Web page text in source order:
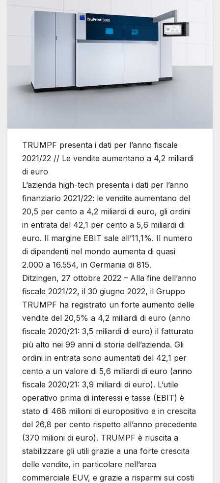
TRUMPF presenta i dati per l’anno fiscale
2021/22 // Le vendite aumentano a 4,2 miliardi
di euro
L’azienda high-tech presenta i dati per l’anno
finanziario 2021/22: le vendite aumentano del
20,5 per cento a 4,2 miliardi di euro, gli ordini
in entrata del 42,1 per cento a 5,6 miliardi di
euro. Il margine EBIT sale all’11,1%. Il numero
di dipendenti nel mondo aumenta di quasi
2.000 a 16.554, in Germania di 815.
Ditzingen, 27 ottobre 2022 – Alla fine dell’anno
fiscale 2021/22, il 30 giugno 2022, il Gruppo
TRUMPF ha registrato un forte aumento delle
vendite del 20,5% a 4,2 miliardi di euro (anno
fiscale 2020/21: 3,5 miliardi di euro) il fatturato
più alto nei 99 anni di storia dell’azienda. Gli
ordini in entrata sono aumentati del 42,1 per
cento a un valore di 5,6 miliardi di euro (anno
fiscale 2020/21: 3,9 miliardi di euro). L’utile
operativo prima di interessi e tasse (EBIT) è
stato di 468 milioni di europositivo e in crescita
del 26,8 per cento rispetto all’anno precedente
(370 milioni di euro). TRUMPF è riuscita a
stabilizzare gli utili grazie a una forte crescita
delle vendite, in particolare nell’area
commerciale EUV, e grazie a risparmi sui costi